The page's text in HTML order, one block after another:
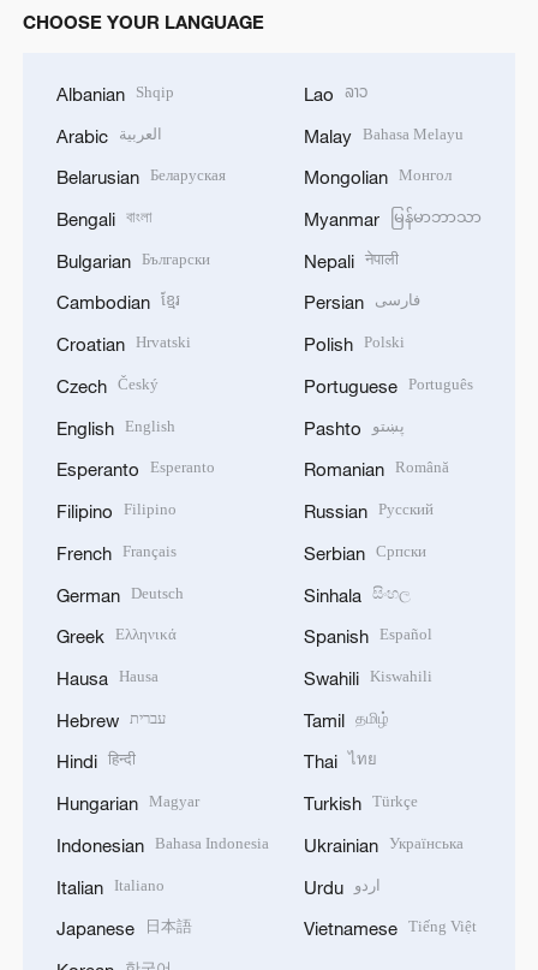
CHOOSE YOUR LANGUAGE
Albanian Shqip
Arabic العربية
Belarusian Беларуская
Bengali বাংলা
Bulgarian Български
Cambodian ខ្មែរ
Croatian Hrvatski
Czech Český
English English
Esperanto Esperanto
Filipino Filipino
French Français
German Deutsch
Greek Ελληνικά
Hausa Hausa
Hebrew עברית
Hindi हिन्दी
Hungarian Magyar
Indonesian Bahasa Indonesia
Italian Italiano
Japanese 日本語
Lao ລາວ
Malay Bahasa Melayu
Mongolian Монгол
Myanmar မြန်မာဘာသာ
Nepali नेपाली
Persian فارسی
Polish Polski
Portuguese Português
Pashto پښتو
Romanian Română
Russian Русский
Serbian Српски
Sinhala සිංහල
Spanish Español
Swahili Kiswahili
Tamil தமிழ்
Thai ไทย
Turkish Türkçe
Ukrainian Українська
Urdu اردو
Vietnamese Tiếng Việt